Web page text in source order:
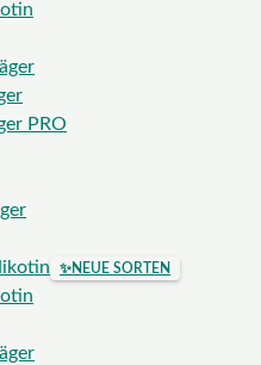
PRO
✨NEUE SORTEN